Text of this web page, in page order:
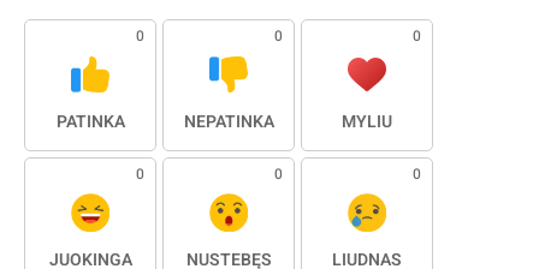
0
PATINKA
0
NEPATINKA
0
MYLIU
0
JUOKINGA
0
NUSTEBĘS
0
LIŪDNAS